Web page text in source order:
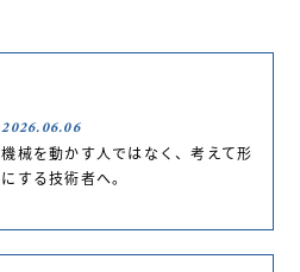
2026.06.06
機械を動かす人ではなく、考えて形
にする技術者へ。